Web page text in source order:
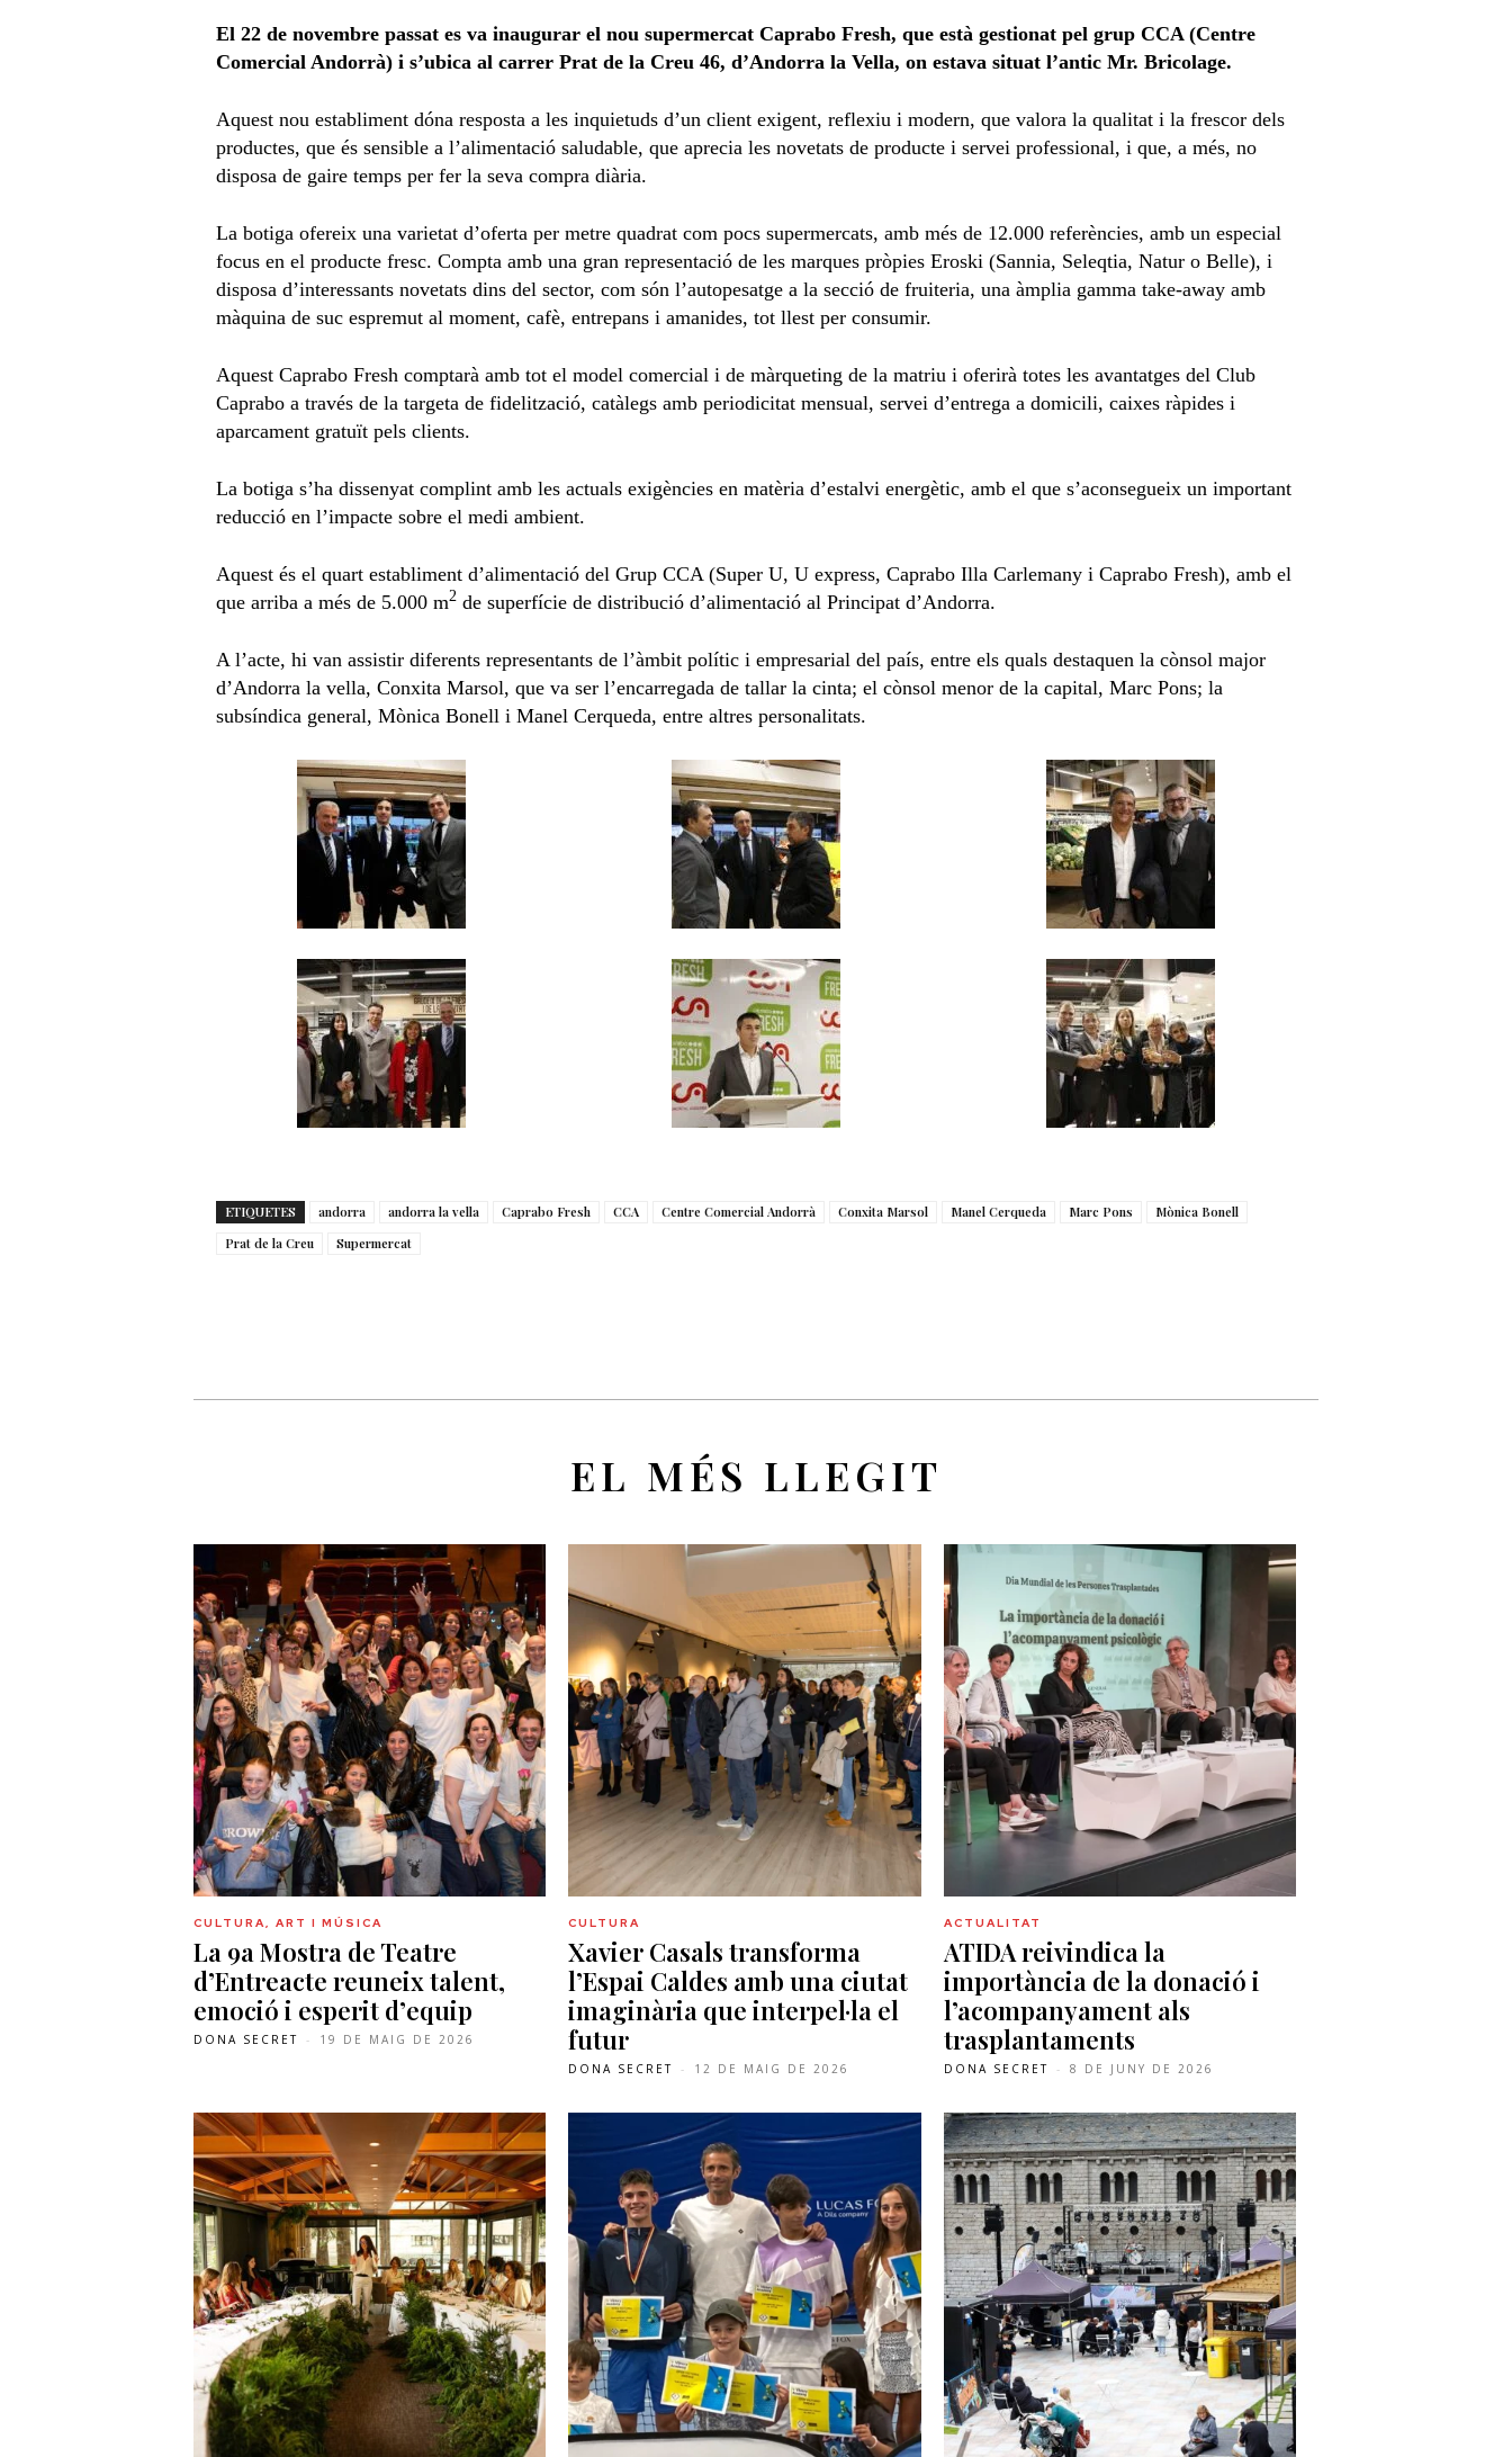
El 22 de novembre passat es va inaugurar el nou supermercat Caprabo Fresh, que està gestionat pel grup CCA (Centre
Comercial Andorrà) i s’ubica al carrer Prat de la Creu 46, d’Andorra la Vella, on estava situat l’antic Mr. Bricolage.
Aquest nou establiment dóna resposta a les inquietuds d’un client exigent, reflexiu i modern, que valora la qualitat i la frescor dels
productes, que és sensible a l’alimentació saludable, que aprecia les novetats de producte i servei professional, i que, a més, no
disposa de gaire temps per fer la seva compra diària.
La botiga ofereix una varietat d’oferta per metre quadrat com pocs supermercats, amb més de 12.000 referències, amb un especial
focus en el producte fresc. Compta amb una gran representació de les marques pròpies Eroski (Sannia, Seleqtia, Natur o Belle), i
disposa d’interessants novetats dins del sector, com són l’autopesatge a la secció de fruiteria, una àmplia gamma take-away amb
màquina de suc espremut al moment, cafè, entrepans i amanides, tot llest per consumir.
Aquest Caprabo Fresh comptarà amb tot el model comercial i de màrqueting de la matriu i oferirà totes les avantatges del Club
Caprabo a través de la targeta de fidelització, catàlegs amb periodicitat mensual, servei d’entrega a domicili, caixes ràpides i
aparcament gratuït pels clients.
La botiga s’ha dissenyat complint amb les actuals exigències en matèria d’estalvi energètic, amb el que s’aconsegueix un important
reducció en l’impacte sobre el medi ambient.
Aquest és el quart establiment d’alimentació del Grup CCA (Super U, U express, Caprabo Illa Carlemany i Caprabo Fresh), amb el
que arriba a més de 5.000 m2 de superfície de distribució d’alimentació al Principat d’Andorra.
A l’acte, hi van assistir diferents representants de l’àmbit polític i empresarial del país, entre els quals destaquen la cònsol major
d’Andorra la vella, Conxita Marsol, que va ser l’encarregada de tallar la cinta; el cònsol menor de la capital, Marc Pons; la
subsíndica general, Mònica Bonell i Manel Cerqueda, entre altres personalitats.
ETIQUETES andorra andorra la vella Caprabo Fresh CCA Centre Comercial Andorrà Conxita Marsol Manel Cerqueda Marc Pons
Mònica Bonell
Prat de la Creu
Supermercat
EL MÉS LLEGIT
CULTURA, ART I MÚSICA
La 9a Mostra de Teatre
d’Entreacte reuneix talent,
emoció i esperit d’equip
DONA SECRET - 19 DE MAIG DE 2026
CULTURA
Xavier Casals transforma
l’Espai Caldes amb una ciutat
imaginària que interpel·la el
futur
DONA SECRET - 12 DE MAIG DE 2026
ACTUALITAT
ATIDA reivindica la
importància de la donació i
l’acompanyament als
trasplantaments
DONA SECRET - 8 DE JUNY DE 2026